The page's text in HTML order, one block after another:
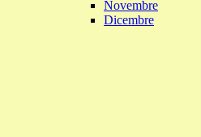
Novembre
Dicembre